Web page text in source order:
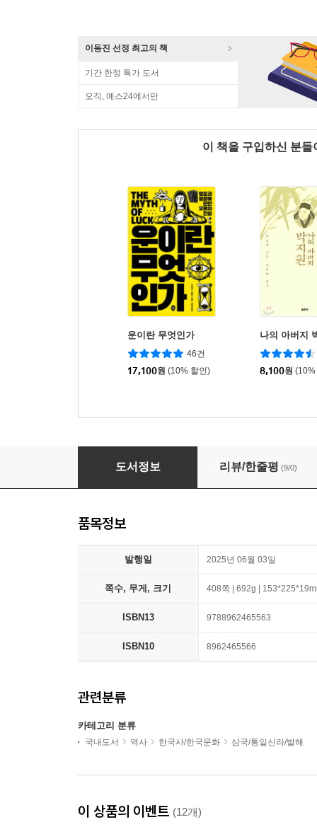
이동진 선정 최고의 책
기간 한정 특가 도서
오직, 예스24에서만
이 책을 구입하신 분
운이란 무엇인가
46건
17,100원 (10% 할인)
나의 아버지
8,100원 (10%
히스토리텔러 이기환 記者의 톺아본 백제사 순
도서정보 리뷰/한줄평 (9/0)
품목정보
발행일 2025년 06월 03일
쪽수, 무게, 크기 408쪽 | 692g |
ISBN13 9788962465563
ISBN10 8962465566
관련분류
카테고리 분류
국내도서 역사 한국사/한국문화 삼국/통일신라/발해
이 상품의 이벤트 (12개)